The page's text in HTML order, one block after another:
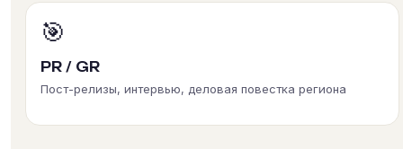
🎯
PR / GR
Пост-релизы, интервью, деловая повестка региона